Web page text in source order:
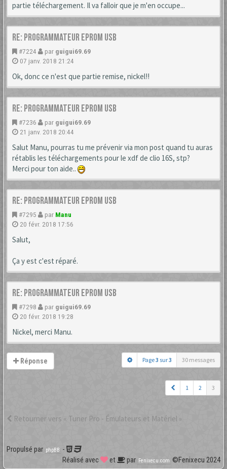
partie téléchargement. Il va falloir que je m'en occupe...
Re: Programmateur Eprom USB
#7224 par guigui69.69
07 janv. 2018 21:24
Ok, donc ce n'est que partie remise, nickel!!
Re: Programmateur Eprom USB
#7236 par guigui69.69
21 janv. 2018 20:44
Salut Manu, pourras tu me prévenir via mon post quand tu auras
rétablis les téléchargements pour le xdf de clio 16S, stp?
Merci pour ton aide..
Re: Programmateur Eprom USB
#7295 par Manu
20 févr. 2018 17:56
Salut,
Ça y est c'est réparé.
Re: Programmateur Eprom USB
#7298 par guigui69.69
20 févr. 2018 19:28
Nickel, merci Manu.
Réponse Page3 sur3 30 messages
1 2 3
Retourner vers « Tuner Pro - Émulateurs et Matériel »
Propulsé par phpBB -
Réalisé avec
et par Fenixecu.com ©Fenixecu 2024